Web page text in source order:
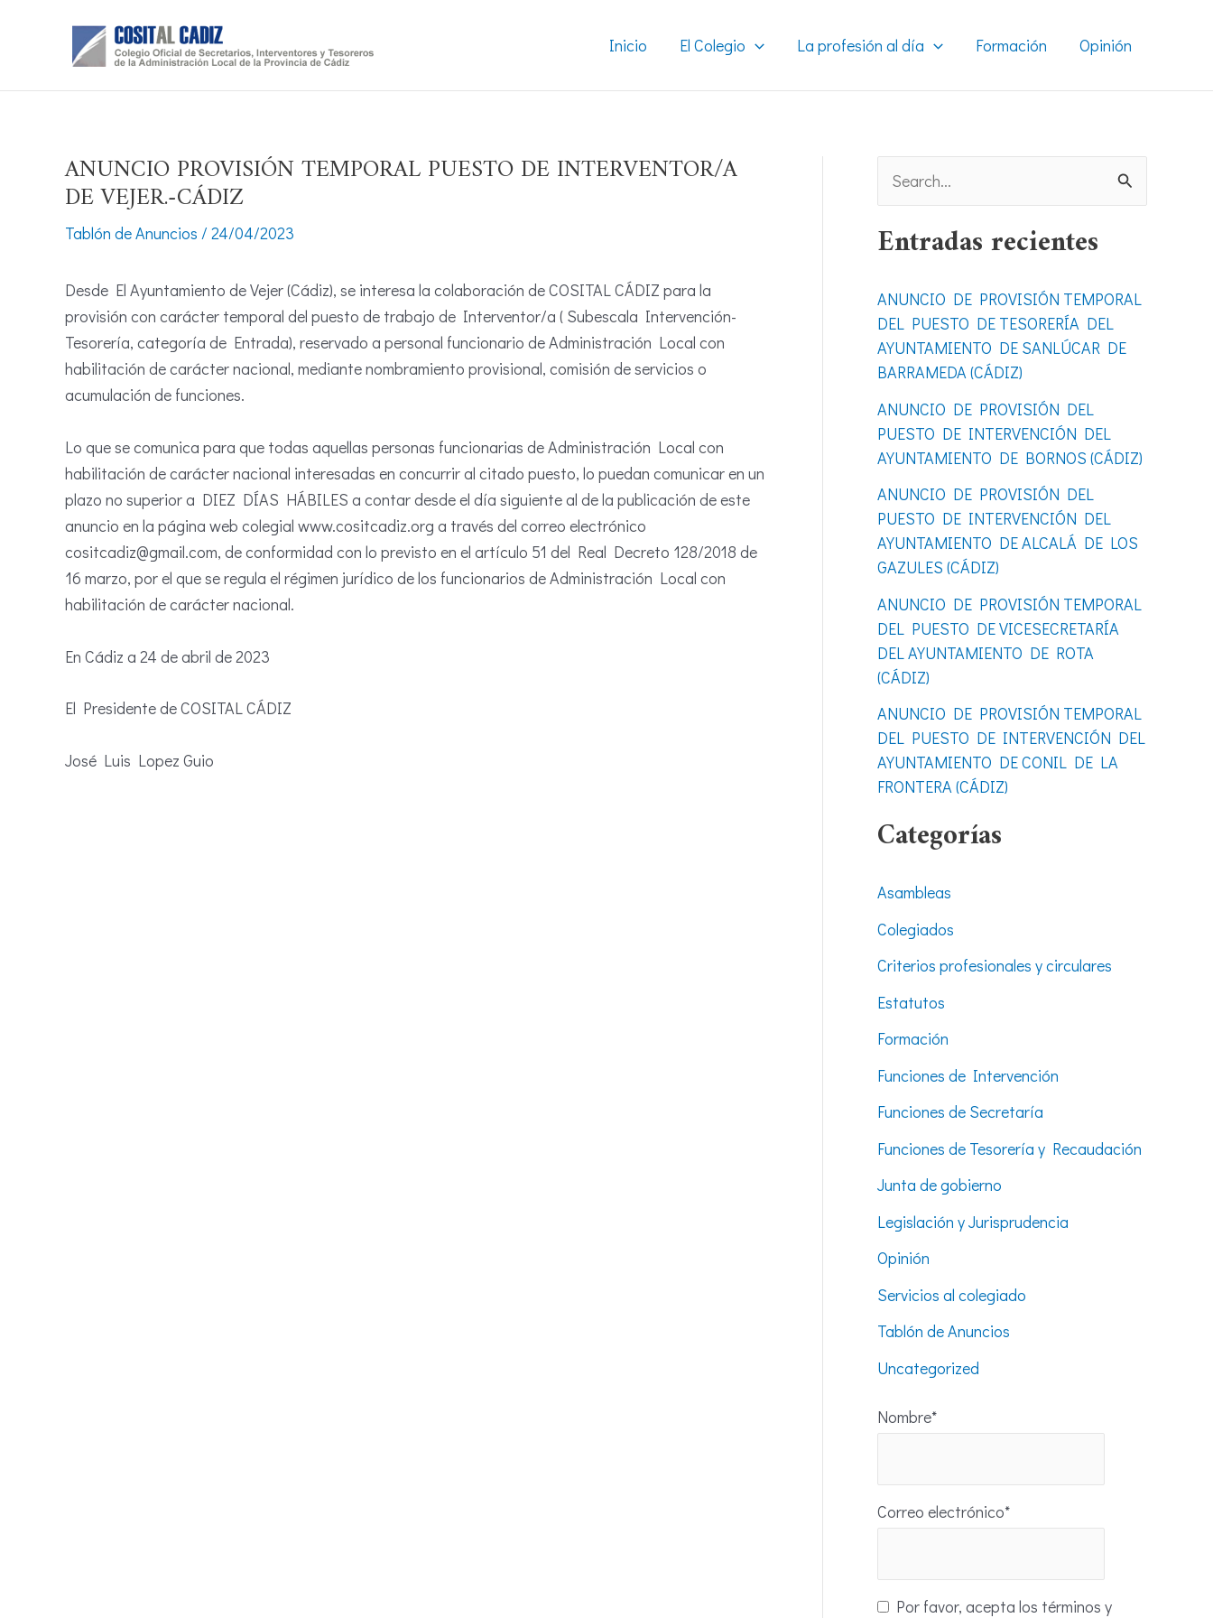
Inicio El Colegio La profesión al día Formación Opinión
ANUNCIO PROVISIÓN TEMPORAL PUESTO DE INTERVENTOR/A
DE VEJER.-CÁDIZ
Tablón de Anuncios / 24/04/2023
Desde El Ayuntamiento de Vejer (Cádiz), se interesa la colaboración de COSITAL CÁDIZ para la
provisión con carácter temporal del puesto de trabajo de Interventor/a ( Subescala Intervención-
Tesorería, categoría de Entrada), reservado a personal funcionario de Administración Local con
habilitación de carácter nacional, mediante nombramiento provisional, comisión de servicios o
acumulación de funciones.
Lo que se comunica para que todas aquellas personas funcionarias de Administración Local con
habilitación de carácter nacional interesadas en concurrir al citado puesto, lo puedan comunicar en un
plazo no superior a DIEZ DÍAS HÁBILES a contar desde el día siguiente al de la publicación de este
anuncio en la página web colegial www.cositcadiz.org a través del correo electrónico
cositcadiz@gmail.com, de conformidad con lo previsto en el artículo 51 del Real Decreto 128/2018 de
16 marzo, por el que se regula el régimen jurídico de los funcionarios de Administración Local con
habilitación de carácter nacional.
En Cádiz a 24 de abril de 2023
El Presidente de COSITAL CÁDIZ
José Luis Lopez Guio
s
a
r
p
o
r
Entradas recientes
ANUNCIO DE PROVISIÓN TEMPORAL
DEL PUESTO DE TESORERÍA DEL
AYUNTAMIENTO DE SANLÚCAR DE
BARRAMEDA (CÁDIZ)
ANUNCIO DE PROVISIÓN DEL
PUESTO DE INTERVENCIÓN DEL
AYUNTAMIENTO DE BORNOS (CÁDIZ)
ANUNCIO DE PROVISIÓN DEL
PUESTO DE INTERVENCIÓN DEL
AYUNTAMIENTO DE ALCALÁ DE LOS
GAZULES (CÁDIZ)
ANUNCIO DE PROVISIÓN TEMPORAL
DEL PUESTO DE VICESECRETARÍA
DEL AYUNTAMIENTO DE ROTA
(CÁDIZ)
ANUNCIO DE PROVISIÓN TEMPORAL
DEL PUESTO DE INTERVENCIÓN DEL
AYUNTAMIENTO DE CONIL DE LA
FRONTERA (CÁDIZ)
Categorías
Asambleas
Colegiados
Criterios profesionales y circulares
Estatutos
Formación
Funciones de Intervención
Funciones de Secretaría
Funciones de Tesorería y Recaudación
Junta de gobierno
Legislación y Jurisprudencia
Opinión
Servicios al colegiado
Tablón de Anuncios
Uncategorized
Nombre*
Correo electrónico*
Por favor, acepta los términos y